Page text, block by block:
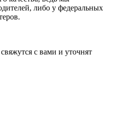
либо у федеральных
с вами и уточнят